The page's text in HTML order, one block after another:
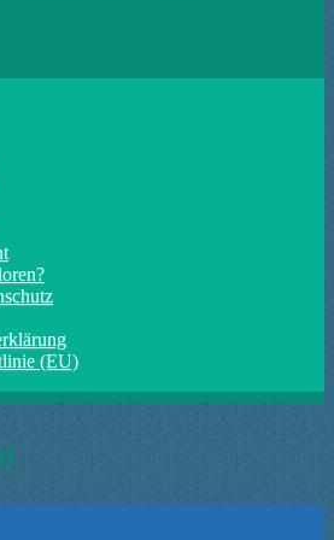
(EU)
from url https://forum.xtme.de/